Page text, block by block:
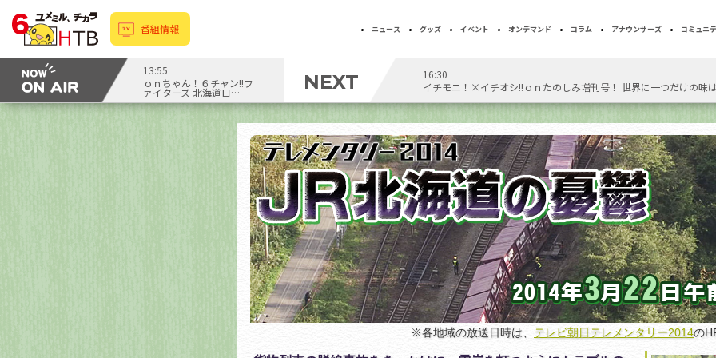
番組情報 ニュース グッズ イベント オンデマンド コラム アナウンサーズ コミュニ
13:55
ｏｎちゃん！６チャン!!フ
ァイターズ 北海道日… NEXT
16:30
イチモニ！×イチオシ!!ｏｎたのしみ増刊号！ 世界に一つだけの味
※各地域の放送日時は、 テレビ朝日テレメンタリー2014の